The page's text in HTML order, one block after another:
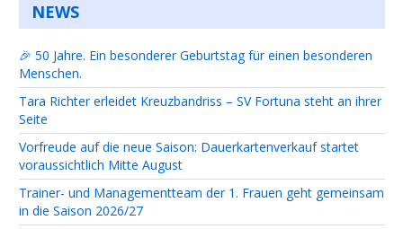
NEWS
🎉 50 Jahre. Ein besonderer Geburtstag für einen besonderen
Menschen.
Tara Richter erleidet Kreuzbandriss – SV Fortuna steht an ihrer
Seite
Vorfreude auf die neue Saison: Dauerkartenverkauf startet
voraussichtlich Mitte August
Trainer- und Managementteam der 1. Frauen geht gemeinsam
in die Saison 2026/27